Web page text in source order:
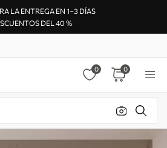
LA ENTREGA EN 1–3 DÍAS
DEL 40 %
0 0